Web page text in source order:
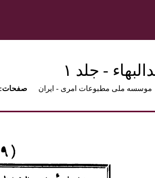
- جلد ۱
:صفحات
موسسه ملی مطبوعات امری - ايران